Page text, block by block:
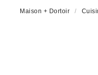
Maison + Dortoir